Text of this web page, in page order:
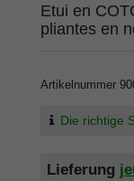
Etui en
pliantes en
Artikelnummer
Die richtige
Lieferung